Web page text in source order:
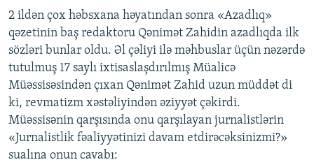
2 ildən çox həbsxana həyatından sonra «Azadlıq»
qəzetinin baş redaktoru Qənimət Zahidin azadlıqda ilk
sözləri bunlar oldu. Əl çəliyi ilə məhbuslar üçün nəzərdə
tutulmuş 17 saylı ixtisaslaşdırılmış Müalicə
Müəssisəsindən çıxan Qənimət Zahid uzun müddət di
ki, revmatizm xəstəliyindən əziyyət çəkirdi.
Müəssisənin qarşısında onu qarşılayan jurnalistlərin
«Jurnalistlik fəaliyyətinizi davam etdirəcəksinizmi?»
sualına onun cavabı: